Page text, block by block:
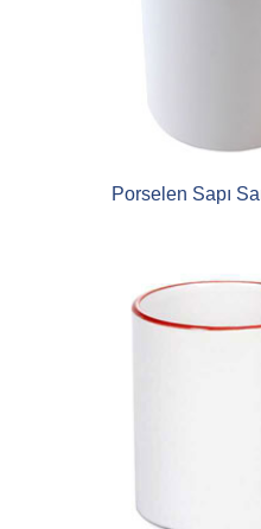
Porselen Sapı